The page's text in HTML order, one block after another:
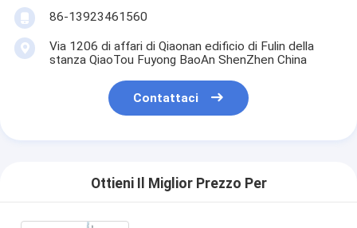
86-13923461560
Via 1206 di affari di Qiaonan edificio di Fulin della
stanza QiaoTou Fuyong BaoAn ShenZhen China
Contattaci
Ottieni Il Miglior Prezzo Per